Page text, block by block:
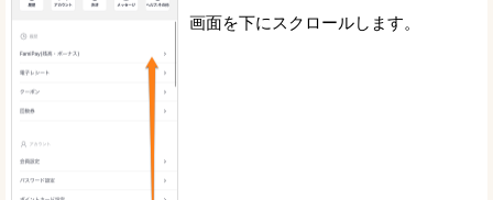
画面を下にスクロールします。